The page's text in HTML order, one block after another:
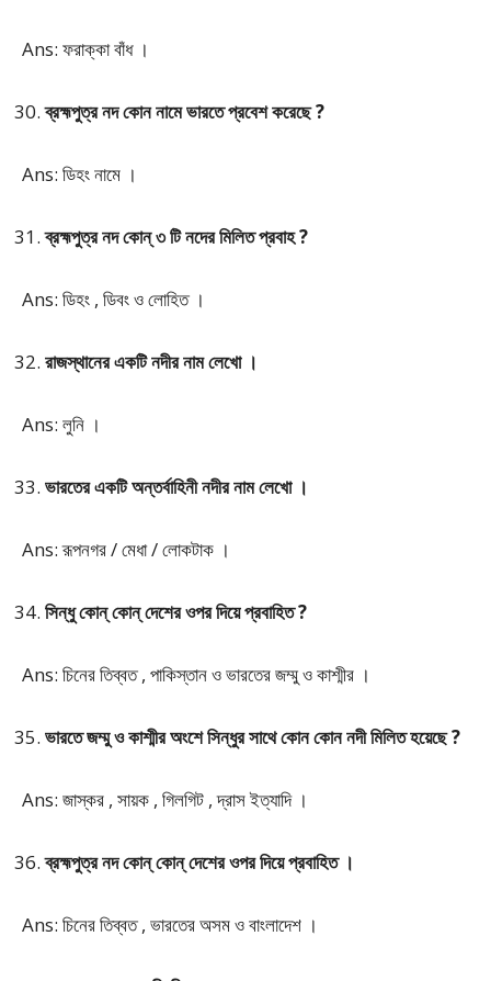
Ans: ফরাক্কা বাঁধ ।
ব্রহ্মপুত্র নদ কোন নামে ভারতে প্রবেশ করেছে ?
Ans: ডিহং নামে ।
ব্রহ্মপুত্র নদ কোন্ ৩ টি নদের মিলিত প্রবাহ ?
Ans: ডিহং , ডিবং ও লোহিত ।
রাজস্থানের একটি নদীর নাম লেখো ।
Ans: লুনি ।
ভারতের একটি অন্তর্বাহিনী নদীর নাম লেখো ।
Ans: রূপনগর / মেধা / লোকটাক ।
সিন্ধু কোন্ কোন্ দেশের ওপর দিয়ে প্রবাহিত ?
Ans: চিনের তিব্বত , পাকিস্তান ও ভারতের জম্মু ও কাশ্মীর ।
ভারতে জম্মু ও কাশ্মীর অংশে সিন্ধুর সাথে কোন কোন নদী মিলিত হয়েছে ?
Ans: জাস্কর , সায়ক , গিলগিট , দ্রাস ইত্যাদি ।
ব্রহ্মপুত্র নদ কোন্ কোন্ দেশের ওপর দিয়ে প্রবাহিত ।
Ans: চিনের তিব্বত , ভারতের অসম ও বাংলাদেশ ।